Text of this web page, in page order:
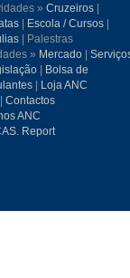
»Cruzeiros |
| Escola / Cursos |
| Palestras
» Mercado |
| Bolsa de
| Loja ANC
|Contactos
ANC
Report